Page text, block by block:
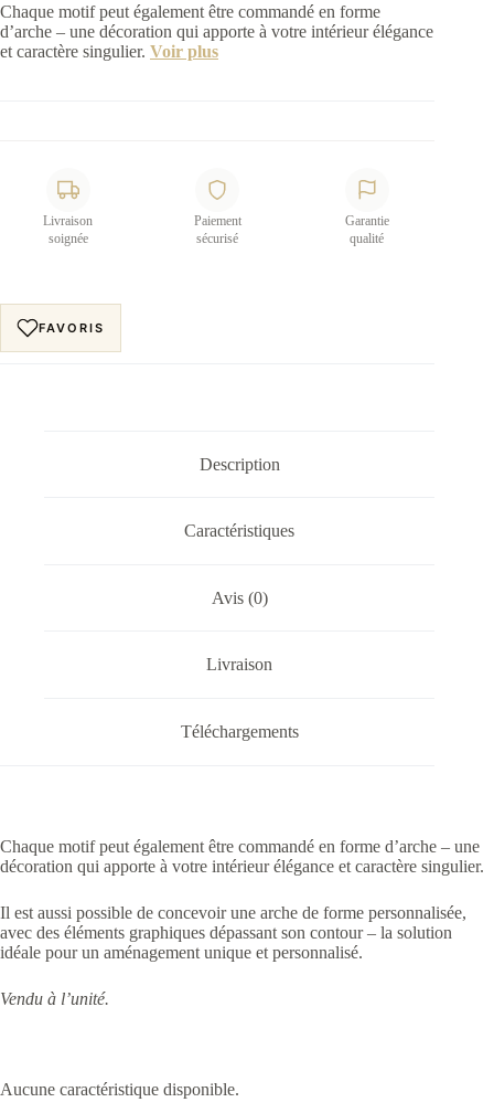
Chaque motif peut également être commandé en forme
d’arche – une décoration qui apporte à votre intérieur élégance
et caractère singulier. Voir plus
Livraison
soignée
Paiement
sécurisé
Garantie
qualité
FAVORIS
Description
Caractéristiques
Avis (0)
Livraison
Téléchargements
Chaque motif peut également être commandé en forme d’arche – une
décoration qui apporte à votre intérieur élégance et caractère singulier.
Il est aussi possible de concevoir une arche de forme personnalisée,
avec des éléments graphiques dépassant son contour – la solution
idéale pour un aménagement unique et personnalisé.
Vendu à l’unité.
Aucune caractéristique disponible.